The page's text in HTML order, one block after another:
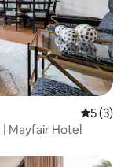
5 av 5 i
5 (3)
| Mayfair Hotel